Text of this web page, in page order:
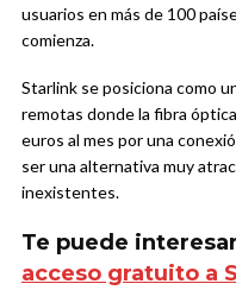
usuarios en más de 100
comienza.
Starlink se posiciona como
remotas donde la fibra
euros al mes por una
ser una alternativa muy
inexistentes.
Te puede
acceso gratuito a